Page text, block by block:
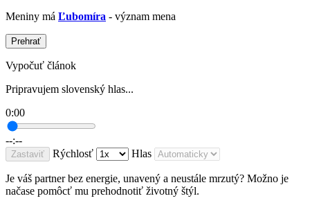
Meniny má Ľubomíra - význam mena
Prehrať
Vypočuť článok
Pripravujem slovenský hlas...
0:00
--:--
Zastaviť Rýchlosť Hlas
Je váš partner bez energie, unavený a neustále mrzutý? Možno je
načase pomôcť mu prehodnotiť životný štýl.